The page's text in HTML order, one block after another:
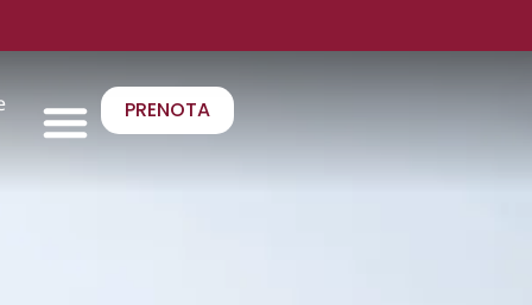
PRENOTA